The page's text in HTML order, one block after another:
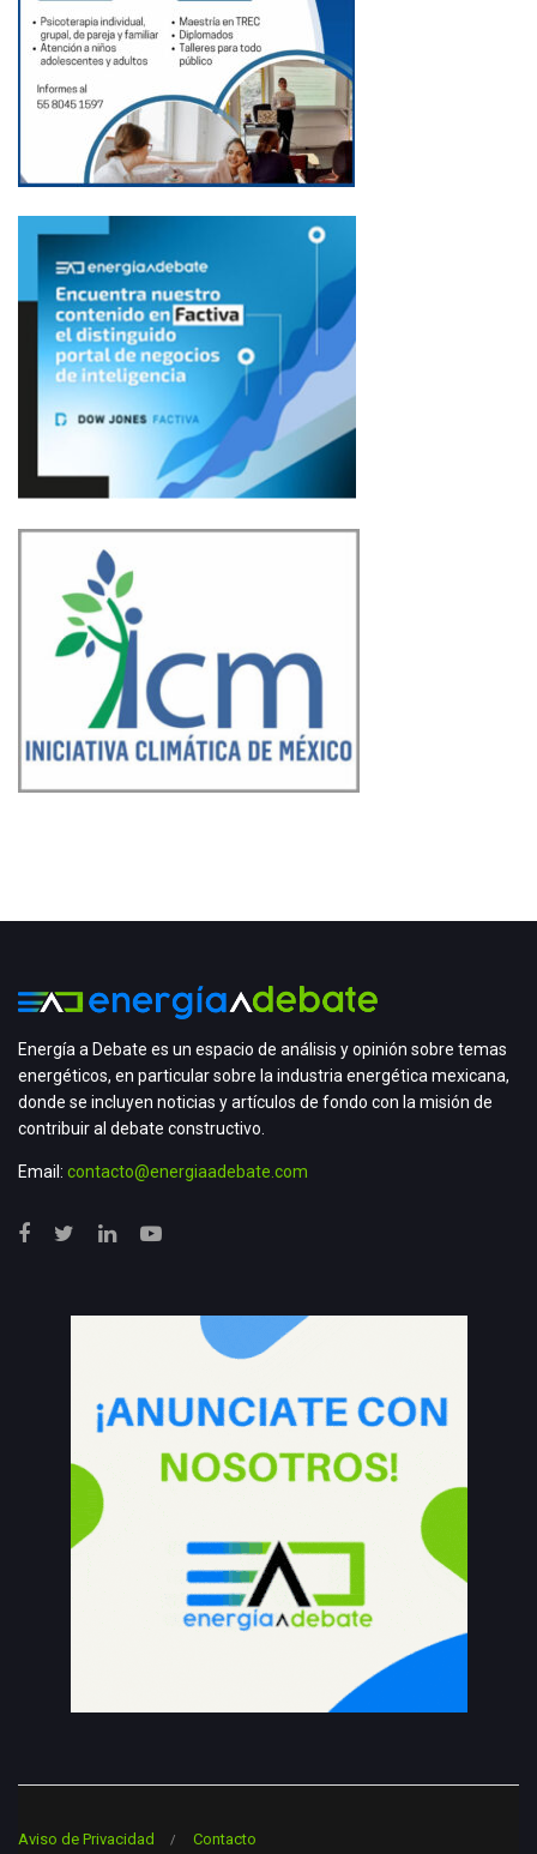
Energía a Debate es un espacio de análisis y opinión sobre temas
energéticos, en particular sobre la industria energética mexicana,
donde se incluyen noticias y artículos de fondo con la misión de
contribuir al debate constructivo.
Email: contacto@energiaadebate.com
Aviso de Privacidad Contacto